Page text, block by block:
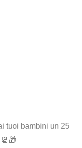
tuoi bambini un 25